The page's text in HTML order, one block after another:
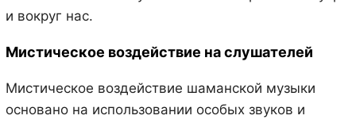
и вокруг нас.
Мистическое воздействие на слушателей
Мистическое воздействие шаманской музыки
основано на использовании особых звуков и